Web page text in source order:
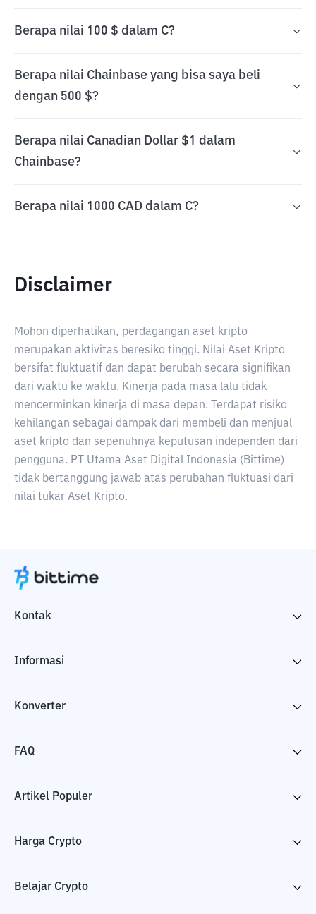
Berapa nilai 100 $ dalam C?
Berapa nilai Chainbase yang bisa saya beli
dengan 500 $?
Berapa nilai Canadian Dollar $1 dalam
Chainbase?
Berapa nilai 1000 CAD dalam C?
Disclaimer
Mohon diperhatikan, perdagangan aset kripto
merupakan aktivitas beresiko tinggi. Nilai Aset Kripto
bersifat fluktuatif dan dapat berubah secara signifikan
dari waktu ke waktu. Kinerja pada masa lalu tidak
mencerminkan kinerja di masa depan. Terdapat risiko
kehilangan sebagai dampak dari membeli dan menjual
aset kripto dan sepenuhnya keputusan independen dari
pengguna. PT Utama Aset Digital Indonesia (Bittime)
tidak bertanggung jawab atas perubahan fluktuasi dari
nilai tukar Aset Kripto.
Kontak
Informasi
Konverter
FAQ
Artikel Populer
Harga Crypto
Belajar Crypto